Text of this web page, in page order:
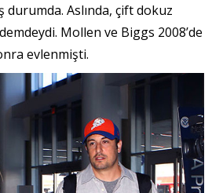
durumda. Aslında, çift dokuz
Mollen ve Biggs 2008’de
evlenmişti.